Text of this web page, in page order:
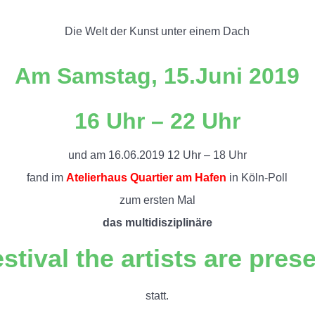
Die Welt der Kunst unter einem Dach
Am Samstag, 15.Juni 2019
16 Uhr – 22 Uhr
und am 16.06.2019 12 Uhr – 18 Uhr
fand imAtelierhaus Quartier am Hafen in Köln-Poll
zum ersten Mal
das multidisziplinäre
the artists are
statt.